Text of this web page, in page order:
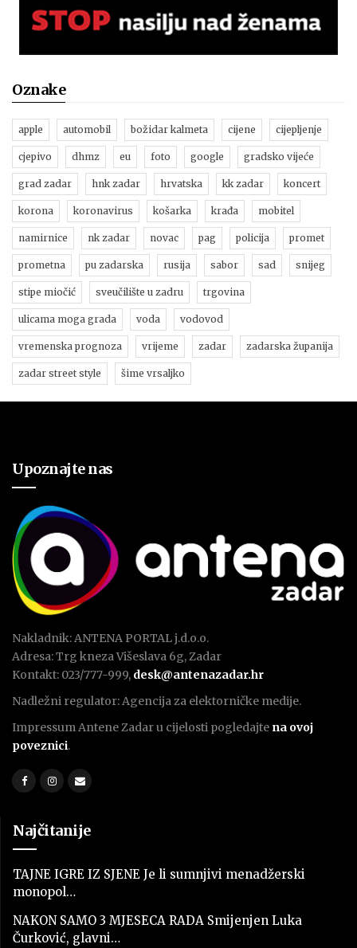
Oznake
apple automobil božidar kalmeta cijene cijepljenje
cjepivo dhmz eu foto google gradsko vijeće
grad zadar hnk zadar hrvatska kk zadar koncert
korona koronavirus košarka krađa mobitel
namirnice nk zadar novac pag policija promet
prometna pu zadarska rusija sabor sad snijeg
stipe miočić sveučilište u zadru trgovina
ulicama moga grada voda vodovod
vremenska prognoza vrijeme zadar zadarska županija
zadar street style šime vrsaljko
Upoznajte nas
Nakladnik: ANTENA PORTAL j.d.o.o.
Adresa: Trg kneza Višeslava 6g, Zadar
Kontakt: 023/777-999, desk@antenazadar.hr
Nadležni regulator: Agencija za elektorničke medije.
Impressum Antene Zadar u cijelosti pogledajte na ovoj
poveznici.
Najčitanije
TAJNE IGRE IZ SJENE Je li sumnjivi menadžerski
monopol…
NAKON SAMO 3 MJESECA RADA Smijenjen Luka
Čurković, glavni…